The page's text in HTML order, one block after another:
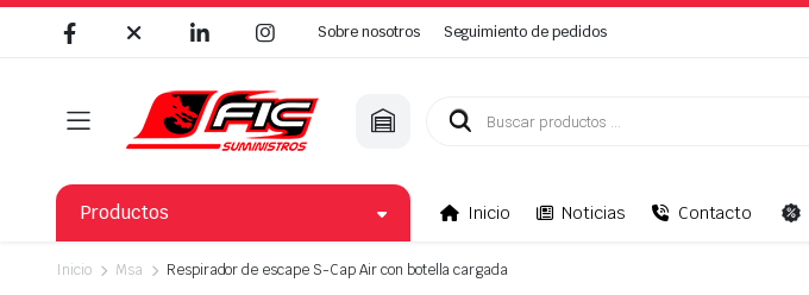
Sobre nosotros Seguimiento de pedidos
Búsqueda
Productos Inicio Noticias Contacto
Inicio Msa Respirador de escape S-Cap Air con botella cargada